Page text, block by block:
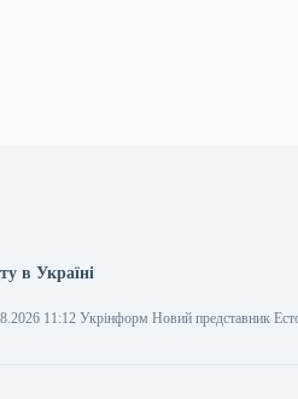
в Україні
11:12 Укрінформ Новий представник